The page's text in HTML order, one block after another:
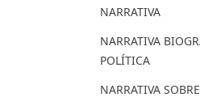
NARRATIVA
NARRATIVA
POLÍTICA
NARRATIVA